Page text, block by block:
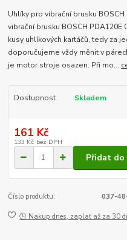
Uhlíky pro vibrační brusku
vibrační brusku BOSCH
kusy uhlíkových kartáčů, tedy za
doporučujeme vždy měnit v
je motor stroje osazen. Při mo...
Dostupnost Skladem
161 Kč
133 Kč bez DPH
Přidat do
Číslo produktu: 037-
🕒 Nakup dnes, zaplať až za 30